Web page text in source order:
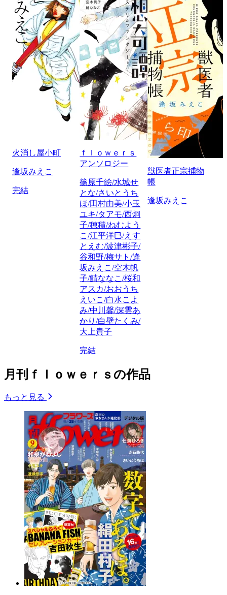
火消し屋小町
逢坂みえこ
完結
ｆｌｏｗｅｒｓ
アンソロジー
篠原千絵/水城せ
とな/さいとうち
ほ/田村由美/小玉
ユキ/タアモ/西炯
子/穂積/ねむよう
こ/江平洋巳/えす
とえむ/波津彬子/
谷和野/梅サト/逢
坂みえこ/空木帆
子/鯖ななこ/桜和
アスカ/おおうち
えいこ/白水こよ
み/中川馨/深雲あ
かり/白壁たくみ/
大上貴子
完結
獣医者正宗捕物
帳
逢坂みえこ
月刊ｆｌｏｗｅｒｓの作品
もっと見る